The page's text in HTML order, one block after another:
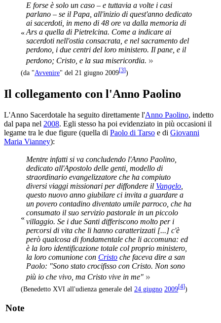
«
E forse è solo un caso – e tutta­via a volte i casi
parlano – se il Papa, all'inizio di quest'anno dedicato
ai sacerdoti, in meno di 48 ore va dalla memoria di
Ars a quella di Pietrelcina. Co­me a indicare ai
sacerdoti nel­l'ostia consacrata, e nel sacra­mento del
perdono, i due cen­tri del loro ministero. Il pane, e il
perdono; Cristo, e la sua mi­sericordia. »
(da "Avvenire" del 21 giugno 2009[3])
Il collegamento con l'Anno Paolino
L'Anno Sacerdotale ha seguito direttamente l'Anno Paolino, indetto
dal papa nel 2008. Egli stesso ha poi evidenziato in più occasioni il
legame tra le due figure (quella di Paolo di Tarso e di Giovanni
Maria Vianney):
«
Mentre infatti si va concludendo l'Anno Paolino,
dedicato all'Apostolo delle genti, modello di
straordinario evangelizzatore che ha compiuto
diversi viaggi missionari per diffondere il Vangelo
questo nuovo anno giubilare ci invita a guardare a
un povero contadino diventato umile parroco, che ha
consumato il suo servizio pastorale in un piccolo
villaggio. Se i due Santi differiscono molto per i
percorsi di vita che li hanno caratterizzati [...] c'è
però qualcosa di fondamentale che li accomuna: ed
è la loro identificazione totale col proprio ministero,
la loro comunione con Cristo che faceva dire a san
Paolo: "Sono stato crocifisso con Cristo. Non sono
più io che vivo, ma Cristo vive in me" »
(Benedetto XVI all'udienza generale del 24 giugno 2009[4])
Note